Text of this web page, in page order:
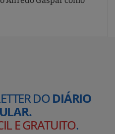
DODIÁRIO
E GRATUITO.